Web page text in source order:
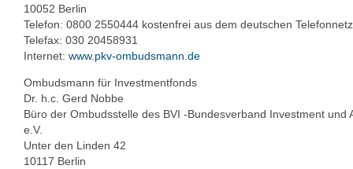
10052 Berlin
Telefon: 0800 2550444 kostenfrei aus dem deutschen Telefonnetz
Telefax: 030 20458931
Internet: www.pkv-ombudsmann.de
Ombudsmann für Investmentfonds
Dr. h.c. Gerd Nobbe
Büro der Ombudsstelle des BVI -Bundesverband Investment und
e.V.
Unter den Linden 42
10117 Berlin